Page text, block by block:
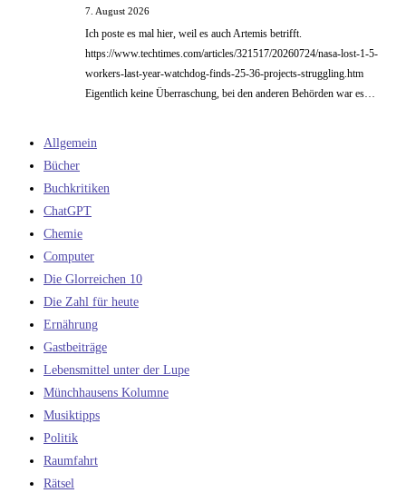
7. August 2026
Ich poste es mal hier, weil es auch Artemis betrifft.
https://www.techtimes.com/articles/321517/20260724/nasa-lost-1-5-
workers-last-year-watchdog-finds-25-36-projects-struggling.htm
Eigentlich keine Überraschung, bei den anderen Behörden war es…
Allgemein
Bücher
Buchkritiken
ChatGPT
Chemie
Computer
Die Glorreichen 10
Die Zahl für heute
Ernährung
Gastbeiträge
Lebensmittel unter der Lupe
Münchhausens Kolumne
Musiktipps
Politik
Raumfahrt
Rätsel